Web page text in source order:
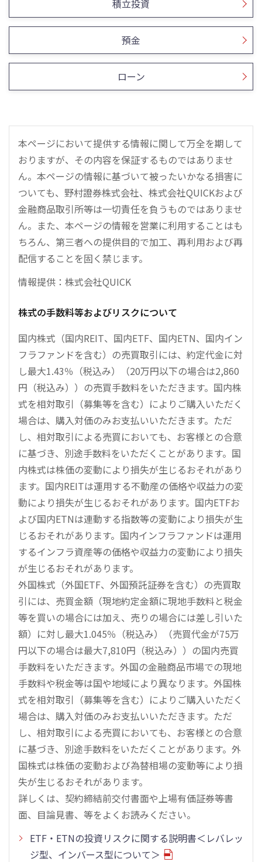
積立投資
預金
ローン
本ページにおいて提供する情報に関して万全を期して
おりますが、その内容を保証するものではありませ
ん。本ページの情報に基づいて被ったいかなる損害に
ついても、野村證券株式会社、株式会社QUICKおよび
金融商品取引所等は一切責任を負うものではありませ
ん。また、本ページの情報を営業に利用することはも
ちろん、第三者への提供目的で加工、再利用および再
配信することを固く禁じます。
情報提供：株式会社QUICK
株式の手数料等およびリスクについて
国内株式（国内REIT、国内ETF、国内ETN、国内イン
フラファンドを含む）の売買取引には、約定代金に対
し最大1.43％（税込み）（20万円以下の場合は2,860
円（税込み））の売買手数料をいただきます。国内株
式を相対取引（募集等を含む）によりご購入いただく
場合は、購入対価のみお支払いいただきます。ただ
し、相対取引による売買においても、お客様との合意
に基づき、別途手数料をいただくことがあります。国
内株式は株価の変動により損失が生じるおそれがあり
ます。国内REITは運用する不動産の価格や収益力の変
動により損失が生じるおそれがあります。国内ETFお
よび国内ETNは連動する指数等の変動により損失が生
じるおそれがあります。国内インフラファンドは運用
するインフラ資産等の価格や収益力の変動により損失
が生じるおそれがあります。
外国株式（外国ETF、外国預託証券を含む）の売買取
引には、売買金額（現地約定金額に現地手数料と税金
等を買いの場合には加え、売りの場合には差し引いた
額）に対し最大1.045％（税込み）（売買代金が75万
円以下の場合は最大7,810円（税込み））の国内売買
手数料をいただきます。外国の金融商品市場での現地
手数料や税金等は国や地域により異なります。外国株
式を相対取引（募集等を含む）によりご購入いただく
場合は、購入対価のみお支払いいただきます。ただ
し、相対取引による売買においても、お客様との合意
に基づき、別途手数料をいただくことがあります。外
国株式は株価の変動および為替相場の変動等により損
失が生じるおそれがあります。
詳しくは、契約締結前交付書面や上場有価証券等書
面、目論見書、等をよくお読みください。
ETF・ETNの投資リスクに関する説明書＜レバレッ
ジ型、インバース型について＞